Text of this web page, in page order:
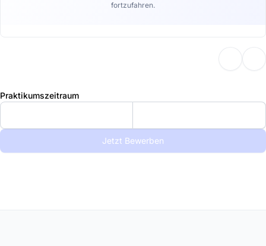
fortzufahren.
Praktikumszeitraum
Jetzt Bewerben